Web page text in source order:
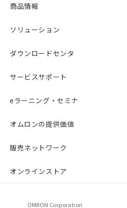
商品情報
ソリューション
ダウンロードセンタ
サービスサポート
eラーニング・セミナ
オムロンの提供価値
販売ネットワーク
オンラインストア
OMRON Corporation